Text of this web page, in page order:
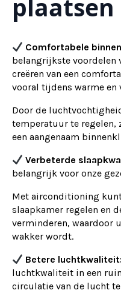
plaatsen
Comfortabele
belangrijkste voordelen
creëren van een
vooral tijdens warme en
Door de
temperatuur te regelen,
een aangenaam
Verbeterde
belangrijk voor onze
Met airconditioning
slaapkamer regelen en
verminderen, waardoor
wakker wordt.
Betere
luchtkwaliteit in een
circulatie van de lucht